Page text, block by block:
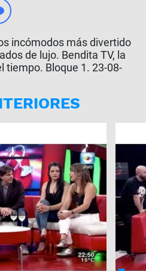
incómodos más divertido
de lujo. Bendita TV, la
tiempo. Bloque 1. 23-08-